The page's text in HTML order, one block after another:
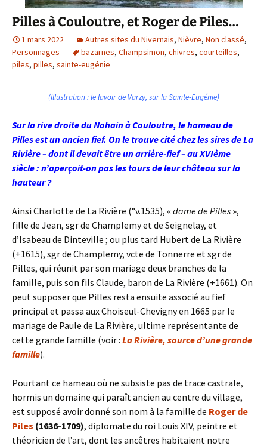
Pilles à Couloutre, et Roger de Piles…
1 mars 2022 Autres sites du Nivernais, Nièvre, Non classé,
Personnages
bazarnes, Champsimon, chivres, courteilles,
piles, pilles, sainte-eugénie
(Illustration : le lavoir de Varzy, sur la Sainte-Eugénie)
Sur la rive droite du Nohain à Couloutre, le hameau de
Pilles est un ancien fief. On le trouve cité chez les sires de La
Rivière – dont il devait être un arrière-fief – au XVIème
siècle : n’aperçoit-on pas les tours de leur château sur la
hauteur ?
Ainsi Charlotte de La Rivière (°v.1535), « dame de Pilles »,
fille de Jean, sgr de Champlemy et de Seignelay, et
d’Isabeau de Dinteville ; ou plus tard Hubert de La Rivière
(+1615), sgr de Champlemy, vcte de Tonnerre et sgr de
Pilles, qui réunit par son mariage deux branches de la
famille, puis son fils Claude, baron de La Rivière (+1661). On
peut supposer que Pilles resta ensuite associé au fief
principal et passa aux Choiseul-Chevigny en 1665 par le
mariage de Paule de La Rivière, ultime représentante de
cette grande famille (voir : La Rivière, source d’une grande
famille).
Pourtant ce hameau où ne subsiste pas de trace castrale,
hormis un domaine qui paraît ancien au centre du village,
est supposé avoir donné son nom à la famille de Roger de
Piles (1636-1709), diplomate du roi Louis XIV, peintre et
théoricien de l’art, dont les ancêtres habitaient notre